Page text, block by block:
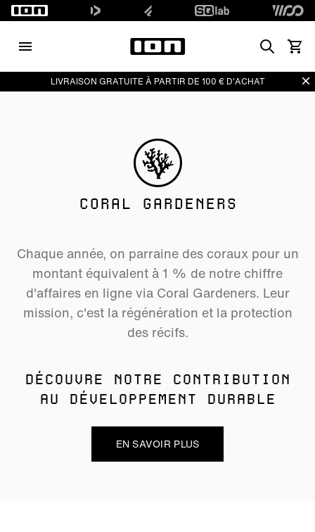
Search
Voir
LIVRAISON GRATUITE À PARTIR DE 100 € D'ACHAT
CORAL GARDENERS
Chaque année, on parraine des coraux pour un
montant équivalent à 1 % de notre chiffre
d'affaires en ligne via Coral Gardeners. Leur
mission, c'est la régénération et la protection
des récifs.
DÉCOUVRE NOTRE CONTRIBUTION
AU DÉVELOPPEMENT DURABLE
EN SAVOIR PLUS